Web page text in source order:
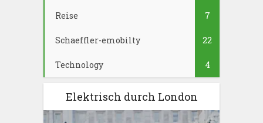
Reise 7
Schaeffler-emobilty 22
Technology 4
Elektrisch durch London